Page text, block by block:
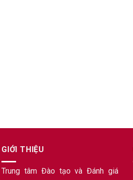
GIỚI THIỆU
Trung tâm Đào tạo và Đánh giá